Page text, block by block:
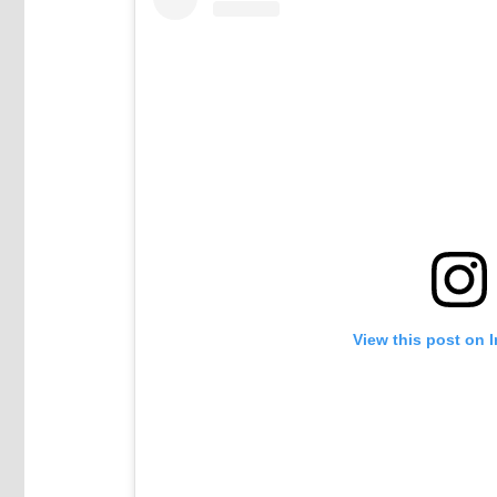
View this post on